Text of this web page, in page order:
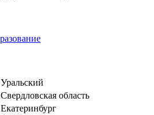
Уральский
Свердловская область
Екатеринбург